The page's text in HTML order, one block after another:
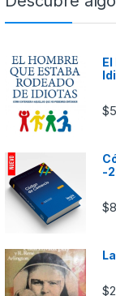
$
-
$
$